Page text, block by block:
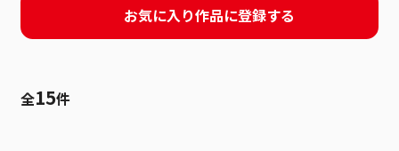
お気に入り作品に登録する
全15件